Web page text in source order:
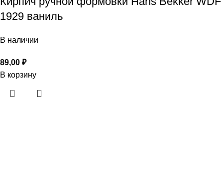
1929 ваниль
В наличии
89,00 ₽
В корзину